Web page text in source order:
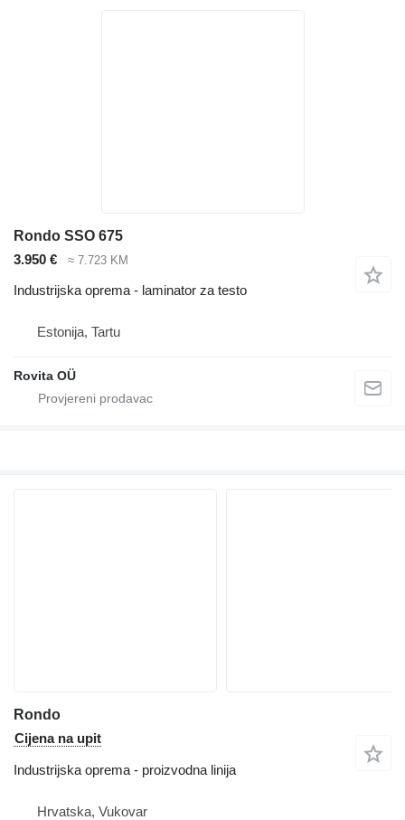
Rondo SSO 675
3.950 €
≈ 7.723 KM
Industrijska oprema - laminator za testo
Estonija, Tartu
Rovita OÜ
Rondo
Cijena na upit
Industrijska oprema - proizvodna linija
Hrvatska, Vukovar